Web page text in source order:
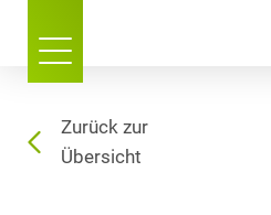
Zurück zur
Übersicht